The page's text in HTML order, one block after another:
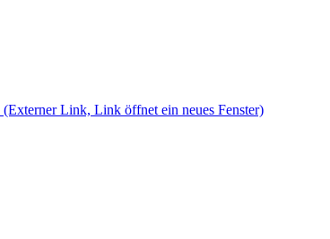
(Externer Link, Link öffnet ein neues Fenster)